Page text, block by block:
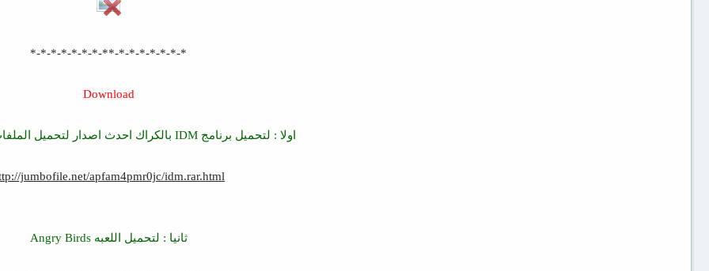
*-*-*-*-*-*-*-**-*-*-*-*-*-*-*
Download
اولا : لتحميل برنامج IDM بالكراك احدث اصدار لتحميل الملفات بأقصى سرعه
jumbofile.net/apfam4pmr0jc/idm.rar.html
ثانيا : لتحميل اللعبه Angry Birds